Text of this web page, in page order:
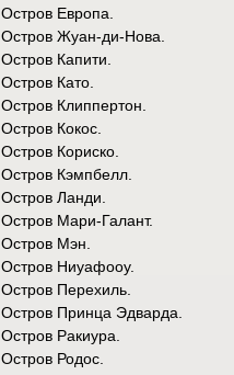
Остров Европа.
Остров Жуан-ди-Нова.
Остров Капити.
Остров Като.
Остров Клиппертон.
Остров Кокос.
Остров Кориско.
Остров Кэмпбелл.
Остров Ланди.
Остров Мари-Галант.
Остров Мэн.
Остров Ниуафооу.
Остров Перехиль.
Остров Принца Эдварда.
Остров Ракиура.
Остров Родос.